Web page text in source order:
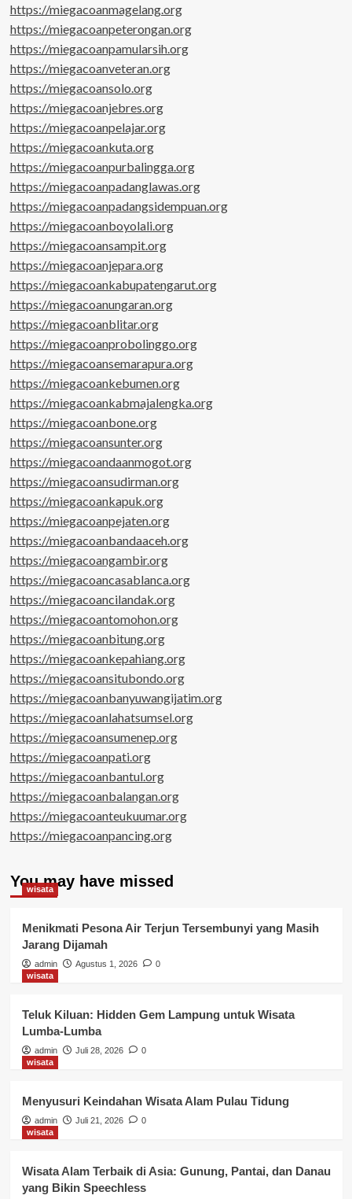
https://miegacoanmagelang.org
https://miegacoanpeterongan.org
https://miegacoanpamularsih.org
https://miegacoanveteran.org
https://miegacoansolo.org
https://miegacoanjebres.org
https://miegacoanpelajar.org
https://miegacoankuta.org
https://miegacoanpurbalingga.org
https://miegacoanpadanglawas.org
https://miegacoanpadangsidempuan.org
https://miegacoanboyolali.org
https://miegacoansampit.org
https://miegacoanjepara.org
https://miegacoankabupatengarut.org
https://miegacoanungaran.org
https://miegacoanblitar.org
https://miegacoanprobolinggo.org
https://miegacoansemarapura.org
https://miegacoankebumen.org
https://miegacoankabmajalengka.org
https://miegacoanbone.org
https://miegacoansunter.org
https://miegacoandaanmogot.org
https://miegacoansudirman.org
https://miegacoankapuk.org
https://miegacoanpejaten.org
https://miegacoanbandaaceh.org
https://miegacoangambir.org
https://miegacoancasablanca.org
https://miegacoancilandak.org
https://miegacoantomohon.org
https://miegacoanbitung.org
https://miegacoankepahiang.org
https://miegacoansitubondo.org
https://miegacoanbanyuwangijatim.org
https://miegacoanlahatsumsel.org
https://miegacoansumenep.org
https://miegacoanpati.org
https://miegacoanbantul.org
https://miegacoanbalangan.org
https://miegacoanteukuumar.org
https://miegacoanpancing.org
You may have missed
wisata
Menikmati Pesona Air Terjun Tersembunyi yang Masih
Jarang Dijamah
admin Agustus 1, 2026
0
wisata
Teluk Kiluan: Hidden Gem Lampung untuk Wisata
Lumba-Lumba
admin Juli 28, 2026
0
wisata
Menyusuri Keindahan Wisata Alam Pulau Tidung
admin Juli 21, 2026
0
wisata
Wisata Alam Terbaik di Asia: Gunung, Pantai, dan Danau
yang Bikin Speechless